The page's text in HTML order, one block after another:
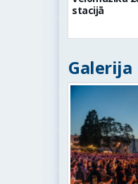
stacijā
Galerija